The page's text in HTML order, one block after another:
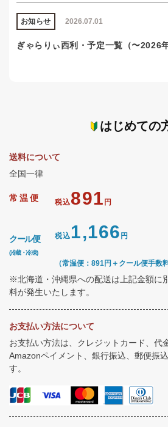
2026.07.01
お知らせ
ぎゃらりぃ西利・予定一覧（〜2026
はじめての
送料について
全国一律
常温便 税込891 円
クール便
(冷蔵・冷凍)
税込1,166 円
（常温便：891円＋クール便手数
※北海道・沖縄県への配送は上記金額に
料が発生いたします。
お支払い方法について
お支払い方法は、クレジットカード、代
Amazonペイメント、銀行振込、郵便振
す。